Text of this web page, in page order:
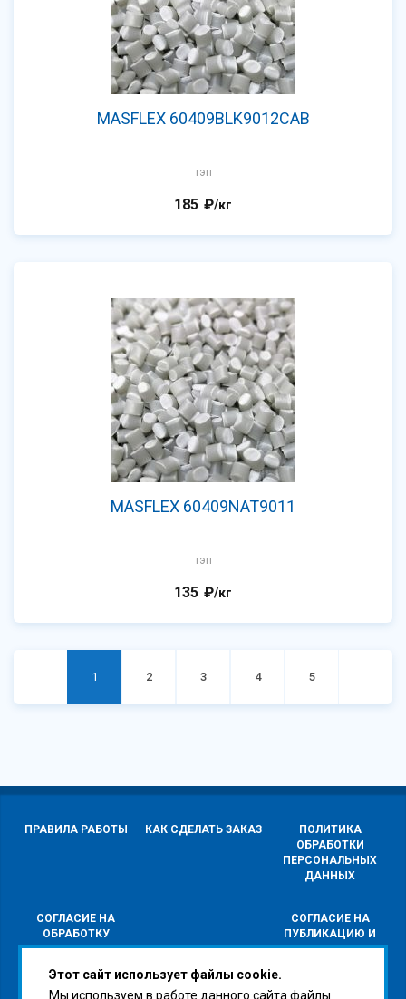
MASFLEX 60409BLK9012CAB
тэп
185 ₽/кг
MASFLEX 60409NAT9011
тэп
135 ₽/кг
1 2 3 4 5
ПРАВИЛА РАБОТЫ КАК СДЕЛАТЬ ЗАКАЗ
ПОЛИТИКА
ОБРАБОТКИ
ПЕРСОНАЛЬНЫХ
ДАННЫХ
СОГЛАСИЕ НА
ОБРАБОТКУ
ПЕРСОНАЛЬНЫХ
СОГЛАСИЕ НА
ПУБЛИКАЦИЮ И
РАСПРОСТРАНЕНИЕ
Этот сайт использует файлы cookie.
Мы используем в работе данного сайта файлы